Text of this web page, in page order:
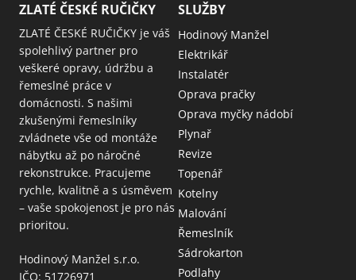
ZLATÉ ČESKÉ RUČIČKY
ZLATÉ ČESKÉ RUČIČKY je váš
spolehlivý partner pro
veškeré opravy, údržbu a
řemeslné práce v
domácnosti. S našimi
zkušenými řemeslníky
zvládnete vše od montáže
nábytku až po náročné
rekonstrukce. Pracujeme
rychle, kvalitně a s úsměvem
– vaše spokojenost je pro nás
prioritou.
Hodinový Manžel s.r.o.
IČO: 51726971
SLUŽBY
Hodinový Manžel
Elektrikář
Instalatér
Oprava pračky
Oprava myčky nádobí
Plynař
Revize
Topenář
Kotelny
Malování
Řemeslník
Sádrokarton
Podlahy